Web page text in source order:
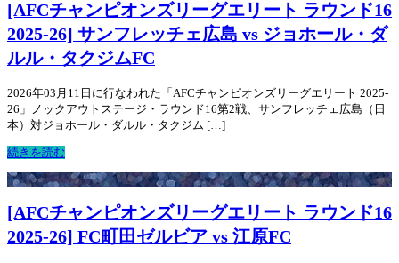
[AFCチャンピオンズリーグエリート ラウンド16
2025-26] サンフレッチェ広島 vs ジョホール・ダ
ルル・タクジムFC
2026年03月11日に行なわれた「AFCチャンピオンズリーグエリート 2025-
26」ノックアウトステージ・ラウンド16第2戦、サンフレッチェ広島（日
本）対ジョホール・ダルル・タクジム […]
続きを読む
[AFCチャンピオンズリーグエリート ラウンド16
2025-26] FC町田ゼルビア vs 江原FC